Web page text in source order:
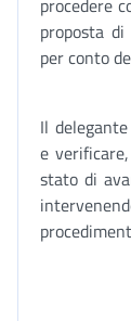
procedere
proposta
per conto
Il
e
stato di